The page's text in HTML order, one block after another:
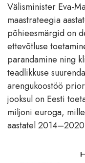
Välisminister Eva-
maastrateegia
põhieesmärgid on
ettevõtluse
parandamine ning
teadlikkuse
arengukoostöö
jooksul on Eesti
miljoni euroga,
aastatel